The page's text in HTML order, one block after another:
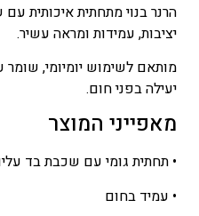
הרנר בנוי מתחתית איכותית
יציבות, עמידות ומראה עשיר.
מותאם לשימוש יומיומי,
יעילה בפני חום.
מאפייני המוצר
• תחתית גומי עם שכבת בד
• עמיד בחום